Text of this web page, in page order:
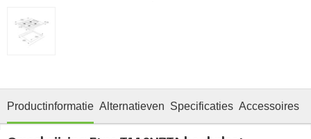
Productinformatie Alternatieven Specificaties Accessoires